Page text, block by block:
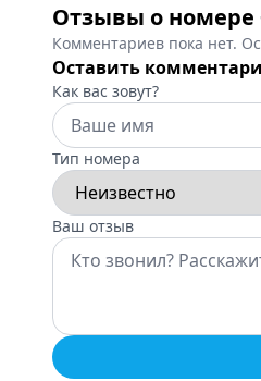
Отзывы о номере
Комментариев пока нет.
Оставить
Как вас зовут?
Тип номера
Ваш отзыв